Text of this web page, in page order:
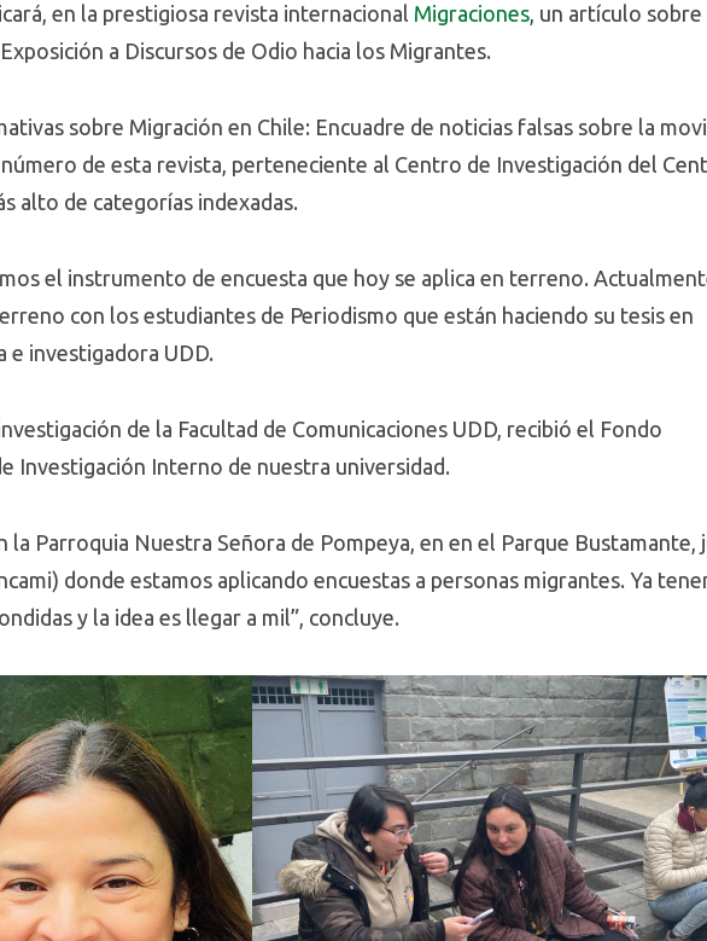
en la prestigiosa revista internacional Migraciones, un artículo sobre
a Discursos de Odio hacia los Migrantes.
sobre Migración en Chile: Encuadre de noticias falsas sobre la
de esta revista, perteneciente al Centro de Investigación del
alto de categorías indexadas.
el instrumento de encuesta que hoy se aplica en terreno.
con los estudiantes de Periodismo que están haciendo su tesis en
e investigadora UDD.
de la Facultad de Comunicaciones UDD, recibió el Fondo
Investigación Interno de nuestra universidad.
la Parroquia Nuestra Señora de Pompeya, en en el Parque Bustamante,
donde estamos aplicando encuestas a personas migrantes. Ya
y la idea es llegar a mil”, concluye.